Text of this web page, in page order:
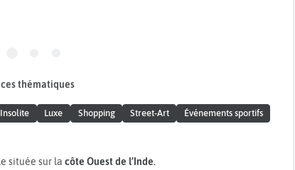
ces thématiques
Insolite Luxe Shopping Street-Art
Événements sportifs
située sur la côte Ouest de l’Inde.